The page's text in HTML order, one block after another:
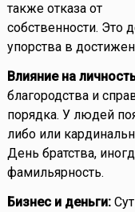
также отказа от
собственности. Это
упорства в
Влияние на
благородства и
порядка. У людей
либо или
День братства,
фамильярность.
Бизнес и деньги: